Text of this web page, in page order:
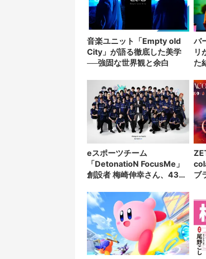
音楽ユニット「Empty old
City」が語る徹底した美学
──強固な世界観と余白
バ
リ
た
eスポーツチーム
「DetonatioN FocusMe」
創設者 梅崎伸幸さん、43歳
ブ